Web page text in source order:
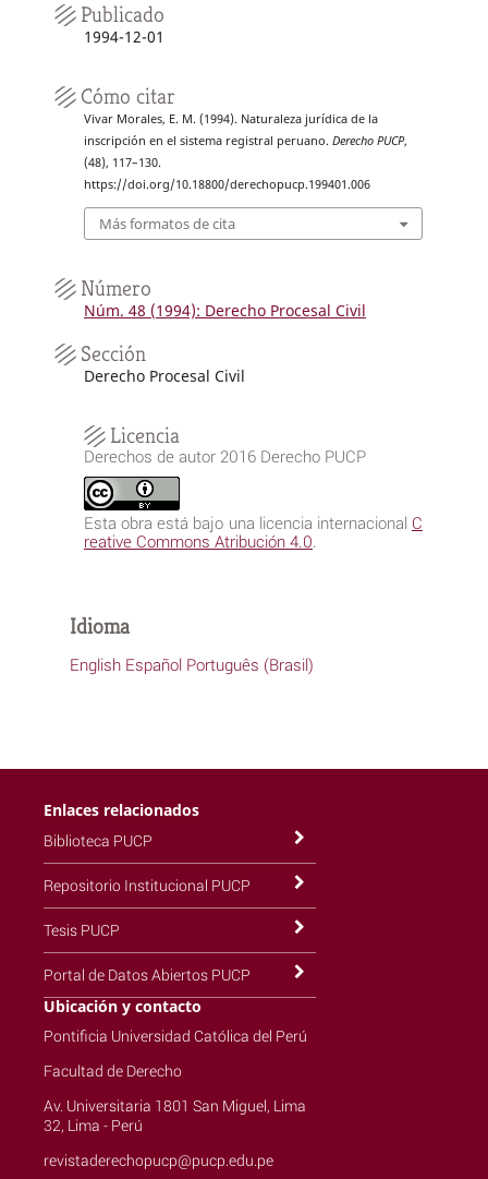
Publicado
1994-12-01
Cómo citar
Vivar Morales, E. M. (1994). Naturaleza jurídica de la
inscripción en el sistema registral peruano. Derecho PUCP,
(48), 117–130.
https://doi.org/10.18800/derechopucp.199401.006
Más formatos de cita
Número
Núm. 48 (1994): Derecho Procesal Civil
Sección
Derecho Procesal Civil
Licencia
Derechos de autor 2016 Derecho PUCP
Esta obra está bajo una licencia internacional C
reative Commons Atribución 4.0
Idioma
English Español Português (Brasil)
Enlaces relacionados
Biblioteca PUCP
Repositorio Institucional PUCP
Tesis PUCP
Portal de Datos Abiertos PUCP
Ubicación y contacto
Pontificia Universidad Católica del Perú
Facultad de Derecho
Av. Universitaria 1801 San Miguel, Lima
32, Lima - Perú
revistaderechopucp@pucp.edu.pe